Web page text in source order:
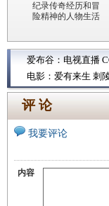
纪录传奇经历和冒
险精神的人物生活
爱布谷： 电视直播
电影： 爱有来生 刺
评 论
我要评论
内容